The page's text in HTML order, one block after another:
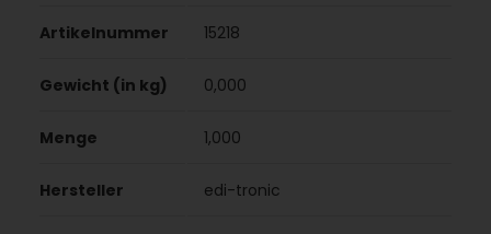
Artikelnummer 15218
Gewicht (in kg) 0,000
Menge 1,000
Hersteller edi-tronic